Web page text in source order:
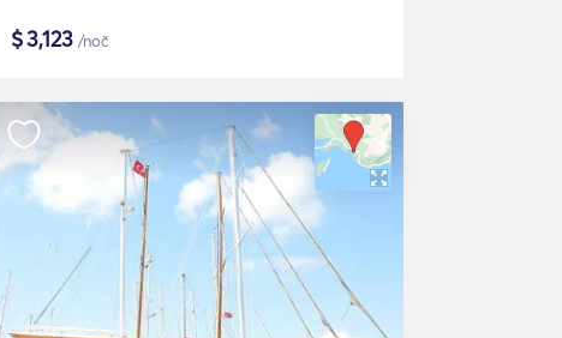
$3,123 /noč